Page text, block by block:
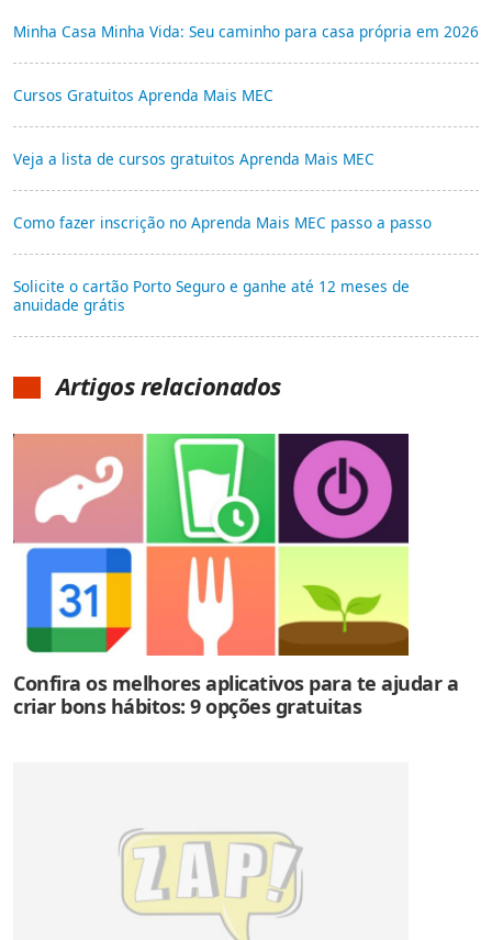
Minha Casa Minha Vida: Seu caminho para casa própria em 2026
Cursos Gratuitos Aprenda Mais MEC
Veja a lista de cursos gratuitos Aprenda Mais MEC
Como fazer inscrição no Aprenda Mais MEC passo a passo
Solicite o cartão Porto Seguro e ganhe até 12 meses de
anuidade grátis
Artigos relacionados
Confira os melhores aplicativos para te ajudar a
criar bons hábitos: 9 opções gratuitas